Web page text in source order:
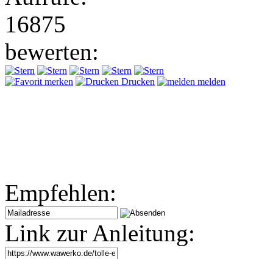
16875
bewerten:
merken Drucken melden
Empfehlen:
Link zur Anleitung: